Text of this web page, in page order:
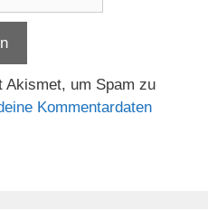
Akismet, um Spam zu
Kommentardaten